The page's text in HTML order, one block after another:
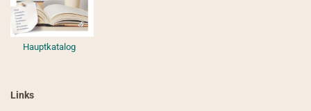
Hauptkatalog
Links